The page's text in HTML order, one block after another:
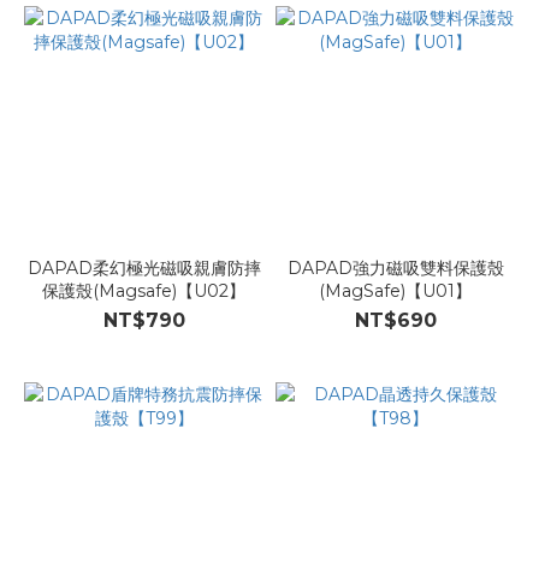
DAPAD柔幻極光磁吸親膚防摔
保護殼(Magsafe)【U02】
NT$790
DAPAD強力磁吸雙料保護殼
(MagSafe)【U01】
NT$690